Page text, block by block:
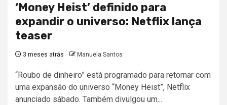
‘Money Heist’ definido para
expandir o universo: Netflix lança
teaser
3 meses atrás Manuela Santos
“Roubo de dinheiro” está programado para retornar com
uma expansão do universo “Money Heist”, Netflix
anunciado sábado. Também divulgou um...